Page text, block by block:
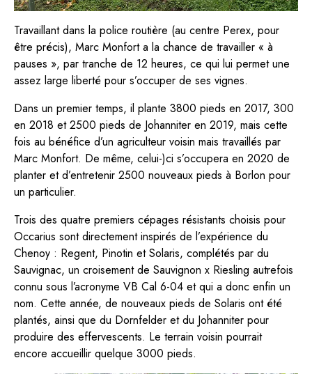
Travaillant dans la police routière (au centre Perex, pour
être précis), Marc Monfort a la chance de travailler « à
pauses », par tranche de 12 heures, ce qui lui permet une
assez large liberté pour s’occuper de ses vignes.
Dans un premier temps, il plante 3800 pieds en 2017, 300
en 2018 et 2500 pieds de Johanniter en 2019, mais cette
fois au bénéfice d’un agriculteur voisin mais travaillés par
Marc Monfort. De même, celui-)ci s’occupera en 2020 de
planter et d’entretenir 2500 nouveaux pieds à Borlon pour
un particulier.
Trois des quatre premiers cépages résistants choisis pour
Occarius sont directement inspirés de l’expérience du
Chenoy : Regent, Pinotin et Solaris, complétés par du
Sauvignac, un croisement de Sauvignon x Riesling autrefois
connu sous l’acronyme VB Cal 6-04 et qui a donc enfin un
nom. Cette année, de nouveaux pieds de Solaris ont été
plantés, ainsi que du Dornfelder et du Johanniter pour
produire des effervescents. Le terrain voisin pourrait
encore accueillir quelque 3000 pieds.